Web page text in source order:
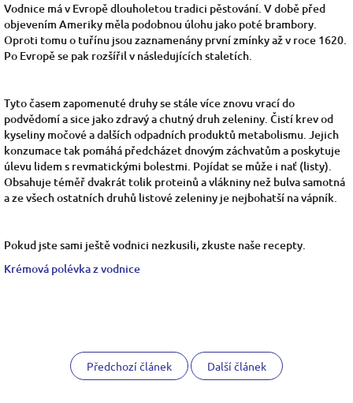
Vodnice má v Evropě dlouholetou tradici pěstování. V době před
objevením Ameriky měla podobnou úlohu jako poté brambory.
Oproti tomu o tuřínu jsou zaznamenány první zmínky až v roce 1620.
Po Evropě se pak rozšířil v následujících staletích.
Tyto časem zapomenuté druhy se stále více znovu vrací do
podvědomí a sice jako zdravý a chutný druh zeleniny. Čistí krev od
kyseliny močové a dalších odpadních produktů metabolismu. Jejich
konzumace tak pomáhá předcházet dnovým záchvatům a poskytuje
úlevu lidem s revmatickými bolestmi. Pojídat se může i nať (listy).
Obsahuje téměř dvakrát tolik proteinů a vlákniny než bulva samotná
a ze všech ostatních druhů listové zeleniny je nejbohatší na vápník.
Pokud jste sami ještě vodnici nezkusili, zkuste naše recepty.
Krémová polévka z vodnice
Předchozí článek Další článek